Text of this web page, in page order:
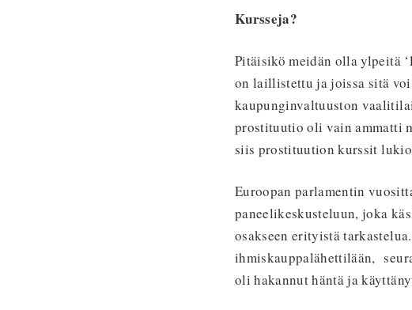
Kursseja?
Pitäisikö meidän olla ylpeitä
on laillistettu ja joissa sitä
kaupunginvaltuuston
prostituutio oli vain ammatti
siis prostituution kurssit
Euroopan parlamentin
paneelikeskusteluun, joka
osakseen erityistä
ihmiskauppalähettilään,
oli hakannut häntä ja